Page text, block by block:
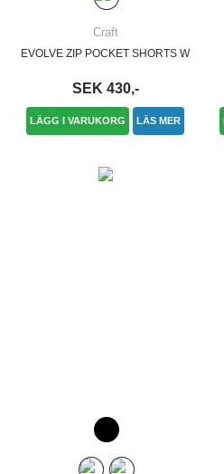
Craft
EVOLVE ZIP POCKET SHORTS W
SEK 430,-
LÄGG I VARUKORG LÄS MER